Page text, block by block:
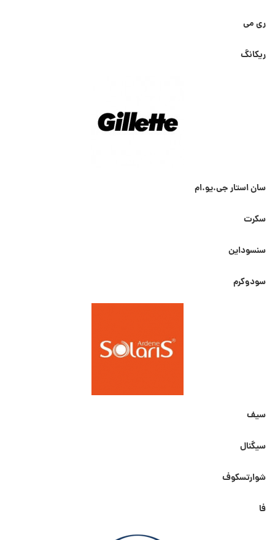
ری می
ریکانگ
سان استار جی.یو.ام
سکرت
سنسوداین
سودوکرم
سیف
سیگنال
شوارتسکوف
فا